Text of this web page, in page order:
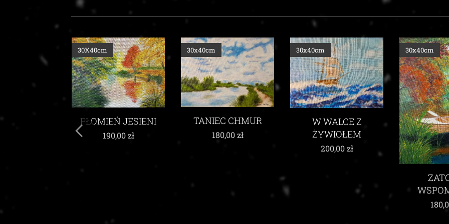
JESIENI TANIEC CHMUR
30x40cm
180,00zł
W WALCE Z
ŻYWIOŁEM
30x40cm
WSPOMNIEŃ
30x40cm
UKŁON
30x40cm